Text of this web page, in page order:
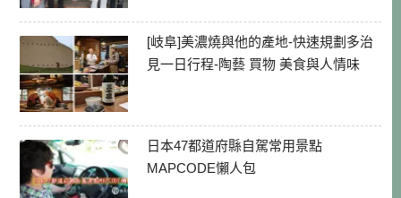
[岐阜]美濃燒與他的產地-快速規劃多治
見一日行程-陶藝 買物 美食與人情味
日本47都道府縣自駕常用景點
MAPCODE懶人包